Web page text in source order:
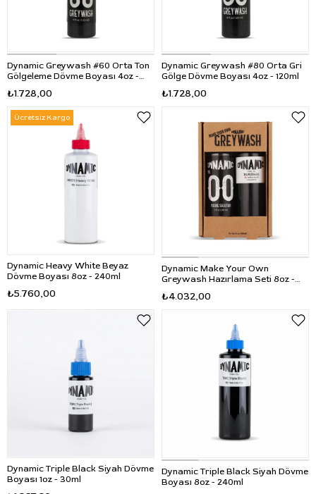
Dynamic Greywash #60 Orta Ton
Gölgeleme Dövme Boyası 4oz -
₺1.728,00
Dynamic Greywash #80 Orta Gri
Gölge Dövme Boyası 4oz - 120ml
₺1.728,00
Dynamic Heavy White Beyaz
Dövme Boyası 8oz - 240ml
₺5.760,00
Ücretsiz Kargo
Dynamic Make Your Own
Greywash Hazırlama Seti 8oz -
₺4.032,00
Dynamic Triple Black Siyah Dövme
Boyası 1oz - 30ml
Dynamic Triple Black Siyah Dövme
Boyası 8oz - 240ml